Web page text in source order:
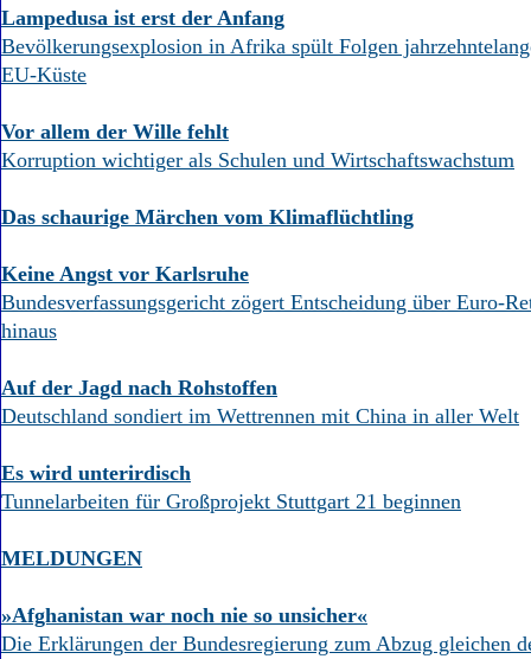
Lampedusa ist erst der Anfang
Bevölkerungsexplosion in Afrika spült Folgen
EU-Küste
Vor allem der Wille fehlt
Korruption wichtiger als Schulen und Wirtschaftswachstum
Das schaurige Märchen vom Klimaflüchtling
Keine Angst vor Karlsruhe
Bundesverfassungsgericht zögert Entscheidung über Euro-
hinaus
Auf der Jagd nach Rohstoffen
Deutschland sondiert im Wettrennen mit China in aller Welt
Es wird unterirdisch
Tunnelarbeiten für Großprojekt Stuttgart 21 beginnen
MELDUNGEN
»Afghanistan war noch nie so unsicher«
Die Erklärungen der Bundesregierung zum Abzug gleichen